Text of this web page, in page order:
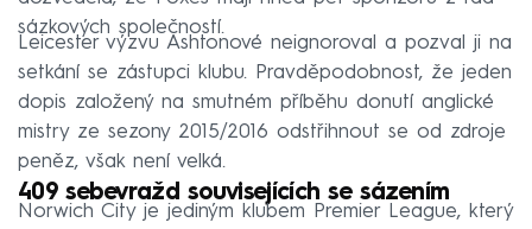
sázkových společností.
Leicester výzvu Ashtonové neignoroval a pozval ji na
setkání se zástupci klubu. Pravděpodobnost, že jeden
dopis založený na smutném příběhu donutí anglické
mistry ze sezony 2015/2016 odstřihnout se od zdroje
peněz, však není velká.
409 sebevražd souvisejících se sázením
Norwich City je jediným klubem Premier League, který